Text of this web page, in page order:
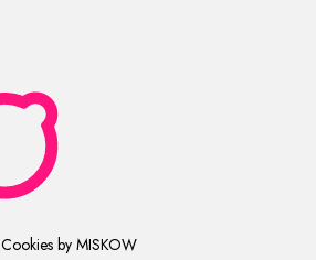
Cookies by MISKOW